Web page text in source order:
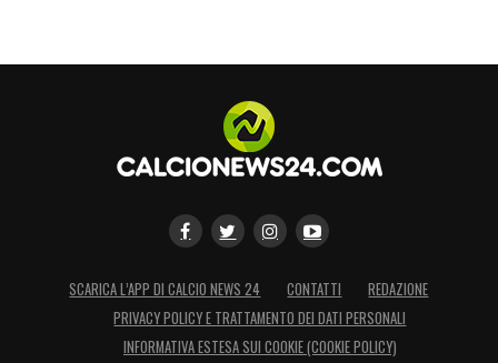
SCARICA L’APP DI CALCIO NEWS 24 CONTATTI
REDAZIONE
PRIVACY POLICY E TRATTAMENTO DEI DATI PERSONALI
INFORMATIVA ESTESA SUI COOKIE (COOKIE POLICY)